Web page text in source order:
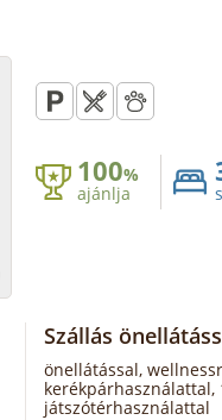
100%
ajánlja
Szállás
önellátással,
kerékpárhasználattal,
játszótérhasználattal